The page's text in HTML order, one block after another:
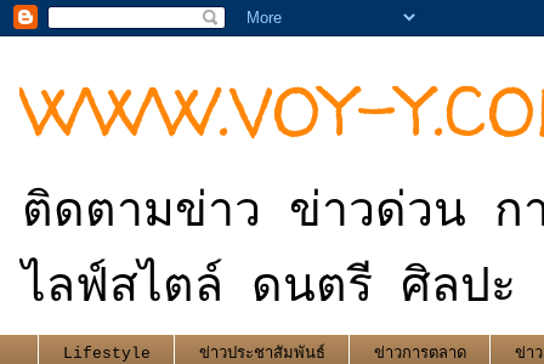
WWW.VOY-
ติดตามข่าว ข่าวด่วน ก
ไลฟ์สไตล์ ดนตรี ศิลปะ
Lifestyle ข่าวประชาสัมพันธ์ ข่าวการตลาด ข่า